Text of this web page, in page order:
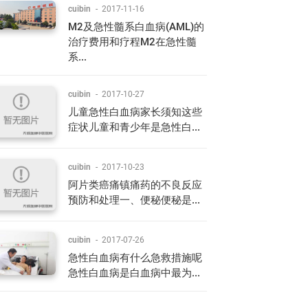
cuibin - 2017-11-16
M2及急性髓系白血病(AML)的
治疗费用和疗程M2在急性髓
系...
cuibin - 2017-10-27
儿童急性白血病家长须知这些
症状儿童和青少年是急性白...
cuibin - 2017-10-23
阿片类癌痛镇痛药的不良反应
预防和处理一、便秘便秘是...
cuibin - 2017-07-26
急性白血病有什么急救措施呢
急性白血病是白血病中最为...